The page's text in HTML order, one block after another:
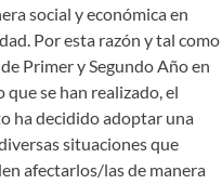
social y económica en
Por esta razón y tal como
Primer y Segundo Año en
se han realizado, el
ha decidido adoptar una
situaciones que
afectarlos/las de manera